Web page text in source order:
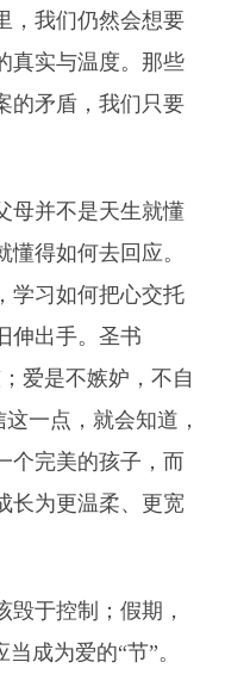
，我们仍然会想要
真实与温度。那些
的矛盾，我们只要
母并不是天生就懂
得如何去回应。
学习如何把心交托
伸出手。圣书
爱是不嫉妒，不自
一点，就会知道，
个完美的孩子，而
长为更温柔、更宽
于控制；假期，
成为爱的“节”。